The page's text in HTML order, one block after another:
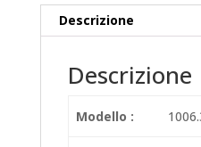
Descrizione
Descrizione
Modello :